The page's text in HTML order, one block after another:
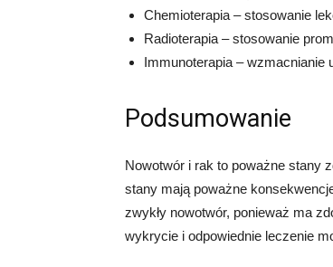
Chemioterapia – stosowanie
Radioterapia – stosowanie
Immunoterapia – wzmacnianie
Podsumowanie
Nowotwór i rak to poważne stany
stany mają poważne
zwykły nowotwór, ponieważ ma
wykrycie i odpowiednie leczenie